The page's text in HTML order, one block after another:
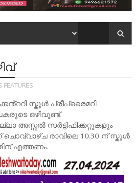
FEATURES
സ്കൂൾ പ്രീപ്രൈമറി
ഒഴിവുണ്ട്.
അസ്സൽ സർട്ടിഫിക്കറ്റുകളും
രാവിലെ 10.30 ന് സ്കൂൾ
എത്തണം.